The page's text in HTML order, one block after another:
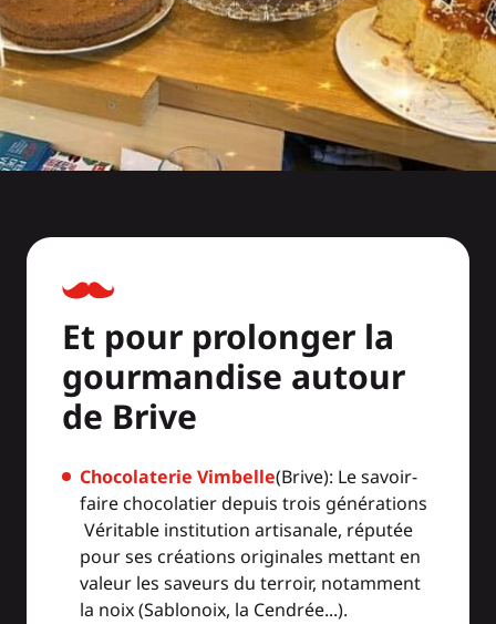
Et pour prolonger la
gourmandise autour
de Brive
Chocolaterie Vimbelle(Brive): Le savoir-
faire chocolatier depuis trois générations
Véritable institution artisanale, réputée
pour ses créations originales mettant en
valeur les saveurs du terroir, notamment
la noix (Sablonoix, la Cendrée...).